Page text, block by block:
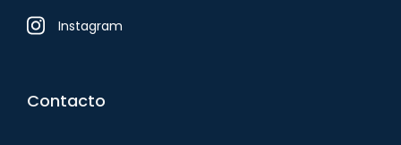
Instagram
Contacto